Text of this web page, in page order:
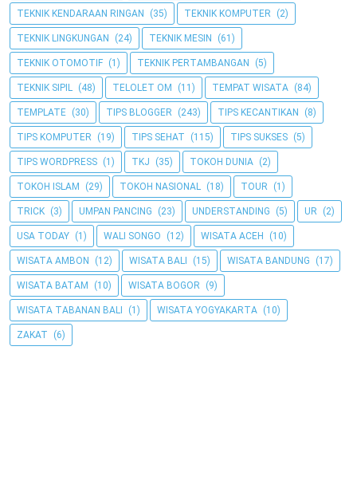
TEKNIK KENDARAAN RINGAN (35) TEKNIK KOMPUTER (2)
TEKNIK LINGKUNGAN (24) TEKNIK MESIN (61)
TEKNIK OTOMOTIF (1) TEKNIK PERTAMBANGAN (5)
TEKNIK SIPIL (48) TELOLET OM (11) TEMPAT WISATA (84)
TEMPLATE (30) TIPS BLOGGER (243) TIPS KECANTIKAN (8)
TIPS KOMPUTER (19) TIPS SEHAT (115) TIPS SUKSES (5)
TIPS WORDPRESS (1) TKJ (35) TOKOH DUNIA (2)
TOKOH ISLAM (29) TOKOH NASIONAL (18) TOUR (1)
TRICK (3) UMPAN PANCING (23) UNDERSTANDING (5) UR (2)
USA TODAY (1) WALI SONGO (12) WISATA ACEH (10)
WISATA AMBON (12) WISATA BALI (15) WISATA BANDUNG (17)
WISATA BATAM (10) WISATA BOGOR (9)
WISATA TABANAN BALI (1) WISATA YOGYAKARTA (10)
ZAKAT (6)